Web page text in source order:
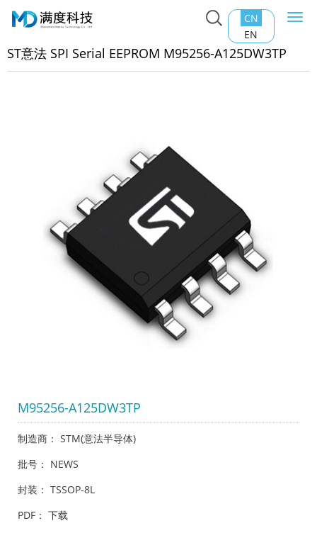
CN
EN
主页>产品中心>EEPROM
ST意法 SPI Serial EEPROM
ST意法 SPI Serial EEPROM M95256-A125DW3TP
M95256-A125DW3TP
制造商： STM(意法半导体)
批号： NEWS
封装： TSSOP-8L
PDF： 下载